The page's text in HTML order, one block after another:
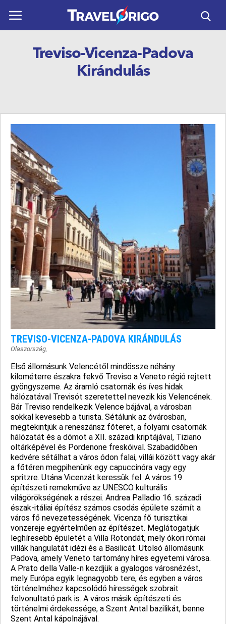
NAPTÁR
KAPCSOLAT
HASZNOS
Treviso-Vicenza-Padova
Kirándulás
TREVISO-VICENZA-PADOVA KIRÁNDULÁS
Olaszország,
Első állomásunk Velencétől mindössze néhány
kilométerre északra fekvő Treviso a Veneto régió rejtett
gyöngyszeme. Az áramló csatornák és íves hidak
hálózatával Trevisót szeretettel nevezik kis Velencének.
Bár Treviso rendelkezik Velence bájával, a városban
sokkal kevesebb a turista. Sétálunk az óvárosban,
megtekintjük a rene­szánsz főteret, a folyami csatornák
hálózatát és a dómot a XII. századi kriptájával, Tiziano
oltárképével és Pordenone freskóival. Szabadidő­ben
kedvére sétálhat a város ódon falai, villái között vagy akár
a fő­téren megpihenünk egy capuccinó­ra vagy egy
spritzre. Utána Vicenzát keressük fel. A város 19
építészeti remekműve az UNESCO kulturális
világörökségének a részei. Andrea Palladio 16. századi
észak-itáliai építész számos csodás épülete számít a
város fő nevezetességének. Vicenza fő turisztikai
vonzereje egyértelműen az építészet. Meglátogatjuk
leghí­resebb épületét a Villa Rotondát, mely ókori római
villák hangulatát idézi és a Basilicát. Utolsó állomásunk
Padova, amely Veneto tartomány híres egyetemi városa.
A Prato della Valle-n kezdjük a gyalogos városnézést,
mely Európa egyik legnagyobb tere, és egyben a város
történelméhez kapcsolódó hírességek szobrait
felvonultató park is. A város másik építészeti és
történelmi érdekessége, a Szent Antal bazilikát, benne
Szent Antal kápolnájával.